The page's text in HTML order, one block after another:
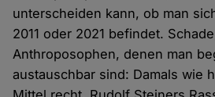
unterscheiden kann, ob man
2011 oder 2021 befindet.
Anthroposophen, denen man
austauschbar sind: Damals wie